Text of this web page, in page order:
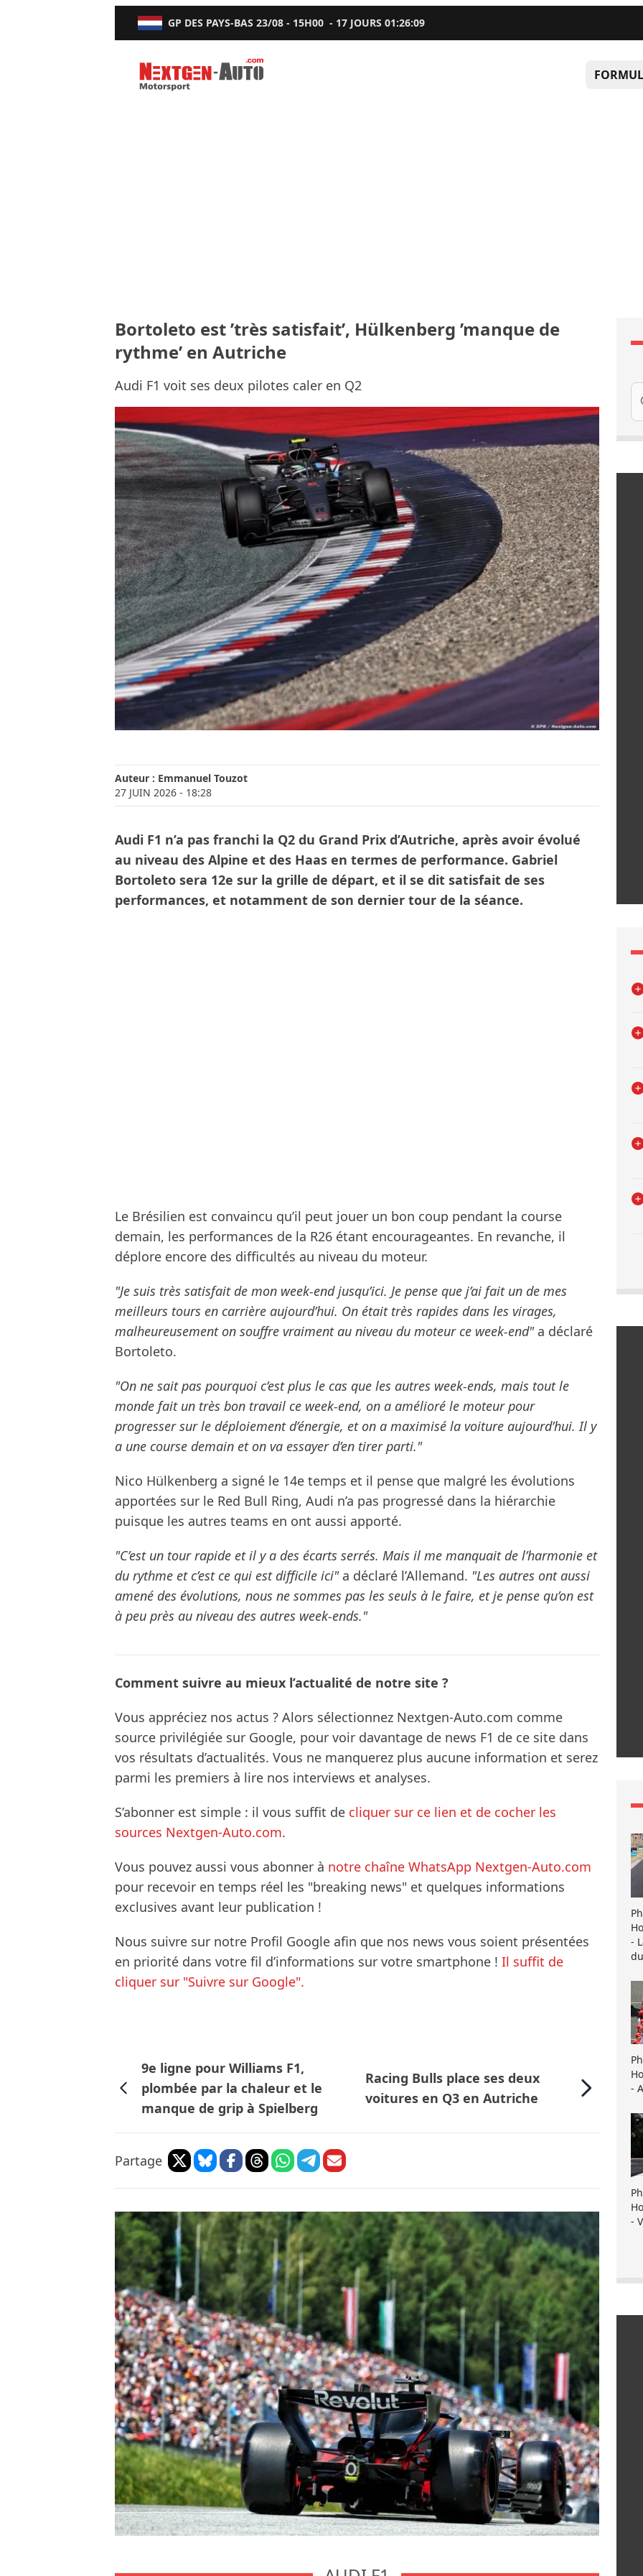
GP DES PAYS-BAS 23/08 - 15H00 - 17 JOURS01:26:07
Nextgen-Auto.com
Bortoleto est ’très satisfait’, Hülkenberg ’manque de
rythme’ en Autriche
Audi F1 voit ses deux pilotes caler en Q2
Auteur : Emmanuel Touzot
27 JUIN 2026 - 18:28
Audi F1 n’a pas franchi la Q2 du Grand Prix d’Autriche, après avoir évolué
au niveau des Alpine et des Haas en termes de performance. Gabriel
Bortoleto sera 12e sur la grille de départ, et il se dit satisfait de ses
performances, et notamment de son dernier tour de la séance.
Le Brésilien est convaincu qu’il peut jouer un bon coup pendant la course
demain, les performances de la R26 étant encourageantes. En revanche, il
déplore encore des difficultés au niveau du moteur.
"Je suis très satisfait de mon week-end jusqu’ici. Je pense que j’ai fait un de mes
meilleurs tours en carrière aujourd’hui. On était très rapides dans les virages,
malheureusement on souffre vraiment au niveau du moteur ce week-end"a déclaré
Bortoleto.
"On ne sait pas pourquoi c’est plus le cas que les autres week-ends, mais tout le
monde fait un très bon travail ce week-end, on a amélioré le moteur pour
progresser sur le déploiement d’énergie, et on a maximisé la voiture aujourd’hui. Il y
a une course demain et on va essayer d’en tirer parti."
Nico Hülkenberg a signé le 14e temps et il pense que malgré les évolutions
apportées sur le Red Bull Ring, Audi n’a pas progressé dans la hiérarchie
puisque les autres teams en ont aussi apporté.
"C’est un tour rapide et il y a des écarts serrés. Mais il me manquait de l’harmonie et
du rythme et c’est ce qui est difficile ici"a déclaré l’Allemand. "Les autres ont aussi
amené des évolutions, nous ne sommes pas les seuls à le faire, et je pense qu’on est
à peu près au niveau des autres week-ends."
Comment suivre au mieux l’actualité de notre site ?
Vous appréciez nos actus ? Alors sélectionnez Nextgen-Auto.com comme
source privilégiée sur Google, pour voir davantage de news F1 de ce site dans
vos résultats d’actualités. Vous ne manquerez plus aucune information et serez
parmi les premiers à lire nos interviews et analyses.
S’abonner est simple : il vous suffit de cliquer sur ce lien et de cocher les
sources Nextgen-Auto.com.
Vous pouvez aussi vous abonner à notre chaîne WhatsApp Nextgen-Auto.com
pour recevoir en temps réel les "breaking news" et quelques informations
exclusives avant leur publication !
Nous suivre sur notre Profil Google afin que nos news vous soient présentées
en priorité dans votre fil d’informations sur votre smartphone ! Il suffit de
cliquer sur "Suivre sur Google".
9e ligne pour Williams F1,
plombée par la chaleur et le
manque de grip à Spielberg
Racing Bulls place ses deux
voitures en Q3 en Autriche
Partage
-
-
-